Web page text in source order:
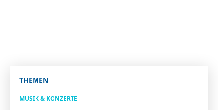
THEMEN
MUSIK & KONZERTE